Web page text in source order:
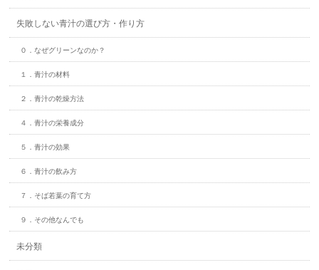
失敗しない青汁の選び方・作り方
０．なぜグリーンなのか？
１．青汁の材料
２．青汁の乾燥方法
４．青汁の栄養成分
５．青汁の効果
６．青汁の飲み方
７．そば若葉の育て方
９．その他なんでも
未分類